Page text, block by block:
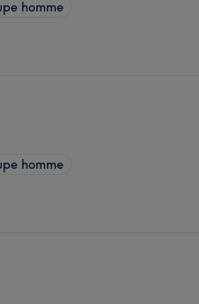
homme
homme